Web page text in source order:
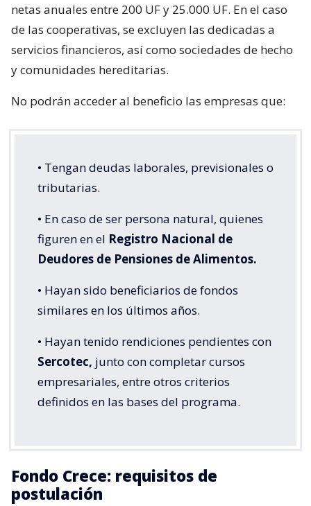
netas anuales entre 200 UF y 25.000 UF. En el caso
de las cooperativas, se excluyen las dedicadas a
servicios financieros, así como sociedades de hecho
y comunidades hereditarias.
No podrán acceder al beneficio las empresas que:
• Tengan deudas laborales, previsionales o
tributarias.
• En caso de ser persona natural, quienes
figuren en el Registro Nacional de
Deudores de Pensiones de Alimentos.
• Hayan sido beneficiarios de fondos
similares en los últimos años.
• Hayan tenido rendiciones pendientes con
Sercotec, junto con completar cursos
empresariales, entre otros criterios
definidos en las bases del programa.
Fondo Crece: requisitos de
postulación